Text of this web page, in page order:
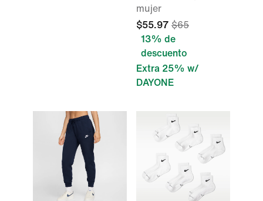
mujer
$55.97 $65
13% de
descuento
Extra 25% w/
DAYONE